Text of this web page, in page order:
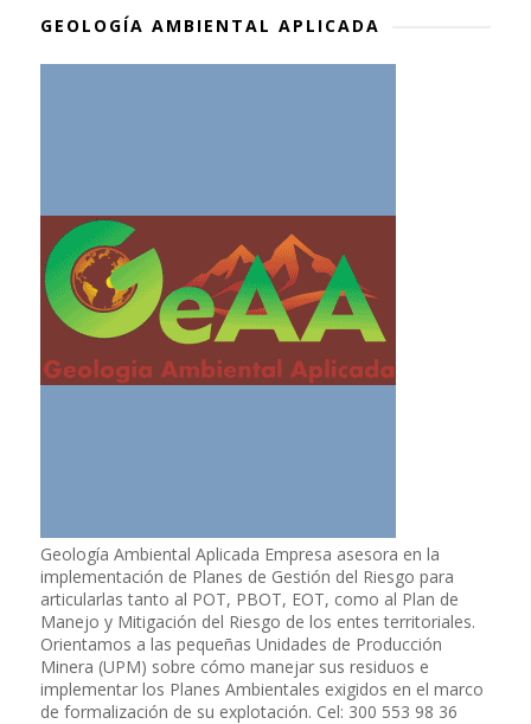
GEOLOGÍA AMBIENTAL APLICADA
Geología Ambiental Aplicada Empresa asesora en la
implementación de Planes de Gestión del Riesgo para
articularlas tanto al POT, PBOT, EOT, como al Plan de
Manejo y Mitigación del Riesgo de los entes territoriales.
Orientamos a las pequeñas Unidades de Producción
Minera (UPM) sobre cómo manejar sus residuos e
implementar los Planes Ambientales exigidos en el marco
de formalización de su explotación. Cel: 300 553 98 36